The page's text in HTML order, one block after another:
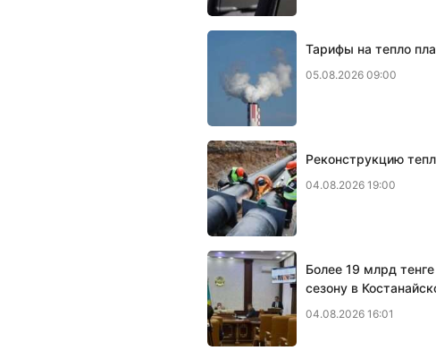
Тарифы на тепло
05.08.2026 09:00
Реконструкцию
04.08.2026 19:00
Более 19 млрд
сезону в
04.08.2026 16:01